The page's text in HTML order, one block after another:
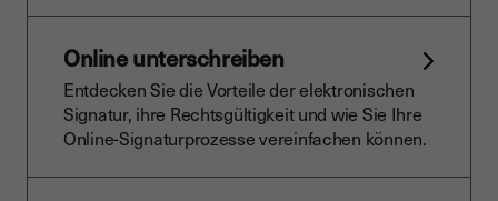
Online unterschreiben
Entdecken Sie die Vorteile der elektronischen
Signatur, ihre Rechtsgültigkeit und wie Sie Ihre
Online-Signaturprozesse vereinfachen können.